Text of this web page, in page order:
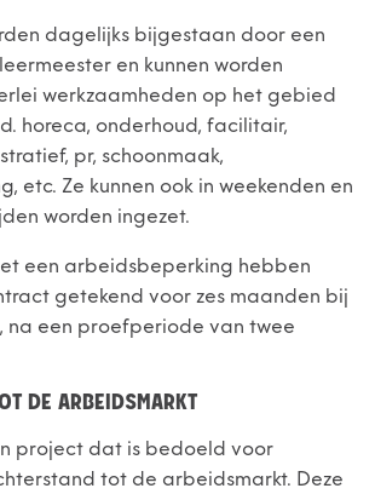
dagelijks bijgestaan door een
en kunnen worden
werkzaamheden op het gebied
horeca, onderhoud, facilitair,
pr, schoonmaak,
etc. Ze kunnen ook in weekenden en
worden ingezet.
een arbeidsbeperking hebben
getekend voor zes maanden bij
na een proefperiode van twee
DE ARBEIDSMARKT
project dat is bedoeld voor
tot de arbeidsmarkt. Deze